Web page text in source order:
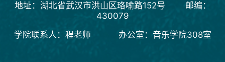
地址：湖北省武汉市洪山区珞喻路152号 邮编：
430079
学院联系人：程老师 办公室：音乐学院308室